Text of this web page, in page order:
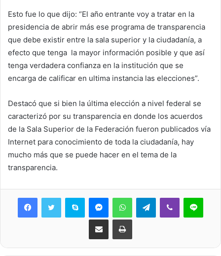
Esto fue lo que dijo: “El año entrante voy a tratar en la
presidencia de abrir más ese programa de transparencia
que debe existir entre la sala superior y la ciudadanía, a
efecto que tenga la mayor información posible y que así
tenga verdadera confianza en la institución que se
encarga de calificar en ultima instancia las elecciones”.
Destacó que si bien la última elección a nivel federal se
caracterizó por su transparencia en donde los acuerdos
de la Sala Superior de la Federación fueron publicados vía
Internet para conocimiento de toda la ciudadanía, hay
mucho más que se puede hacer en el tema de la
transparencia.
Skype MessengerWhatsAppTelegramViber Line
Share via Email Print